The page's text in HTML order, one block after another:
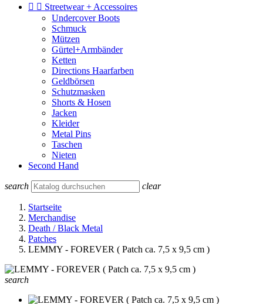
  Streetwear + Accessoires
Undercover Boots
Schmuck
Mützen
Gürtel+Armbänder
Ketten
Directions Haarfarben
Geldbörsen
Schutzmasken
Shorts & Hosen
Jacken
Kleider
Metal Pins
Taschen
Nieten
Second Hand
search clear
Startseite
Merchandise
Death / Black Metal
Patches
LEMMY - FOREVER ( Patch ca. 7,5 x 9,5 cm )
search